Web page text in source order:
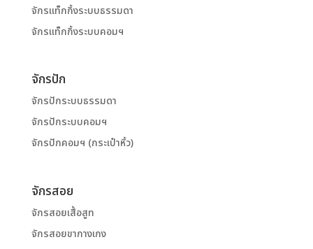
จักรแท็กกิ้งระบบธรรมดา
จักรแท็กกิ้งระบบคอมฯ
จักรปัก
จักรปักระบบธรรมดา
จักรปักระบบคอมฯ
จักรปักคอมฯ (กระเป๋าหิ้ว)
จักรสอย
จักรสอยเสื้อสูท
จักรสอยขากางเกง